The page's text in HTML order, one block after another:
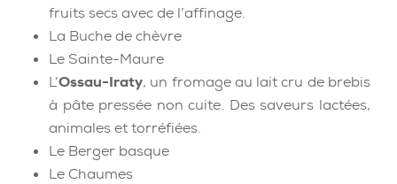
fruits secs avec de l’affinage.
La Buche de chèvre
Le Sainte-Maure
L’Ossau-Iraty, un fromage au lait cru de brebis
à pâte pressée non cuite. Des saveurs lactées,
animales et torréfiées.
Le Berger basque
Le Chaumes